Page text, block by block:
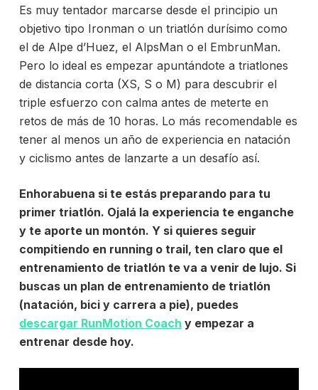
Es muy tentador marcarse desde el principio un
objetivo tipo Ironman o un triatlón durísimo como
el de Alpe d’Huez, el AlpsMan o el EmbrunMan.
Pero lo ideal es empezar apuntándote a triatlones
de distancia corta (XS, S o M) para descubrir el
triple esfuerzo con calma antes de meterte en
retos de más de 10 horas. Lo más recomendable es
tener al menos un año de experiencia en natación
y ciclismo antes de lanzarte a un desafío así.
Enhorabuena si te estás preparando para tu
primer triatlón. Ojalá la experiencia te enganche
y te aporte un montón. Y si quieres seguir
compitiendo en running o trail, ten claro que el
entrenamiento de triatlón te va a venir de lujo. Si
buscas un plan de entrenamiento de triatlón
(natación, bici y carrera a pie), puedes
descargar RunMotion Coach y empezar a
entrenar desde hoy.